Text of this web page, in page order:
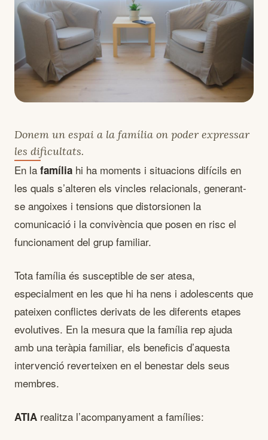
Donem un espai a la família on poder expressar
les dificultats.
En la família hi ha moments i situacions difícils en
les quals s’alteren els vincles relacionals, generant-
se angoixes i tensions que distorsionen la
comunicació i la convivència que posen en risc el
funcionament del grup familiar.
Tota família és susceptible de ser atesa,
especialment en les que hi ha nens i adolescents que
pateixen conflictes derivats de les diferents etapes
evolutives. En la mesura que la família rep ajuda
amb una teràpia familiar, els beneficis d’aquesta
intervenció reverteixen en el benestar dels seus
membres.
ATIA realitza l’acompanyament a famílies: